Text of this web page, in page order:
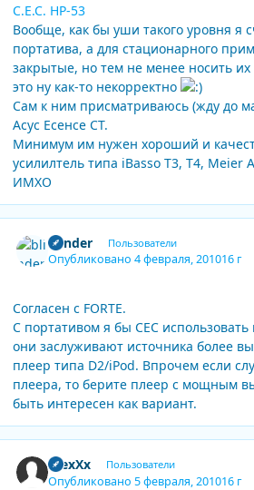
С.Е.С. НР-53
Вообще, как бы уши такого уровня я
портатива, а для стационарного
закрытые, но тем не менее носить
это ну как-то некорректно
Сам к ним присматриваюсь (жду до
Асус Есенсе СТ.
Минимум им нужен хороший и
усилилтель типа iBasso T3, T4, Meier
ИМХО
blinder Пользователи
Опубликовано4 февраля, 201016 г
Согласен с FORTE.
С портативом я бы CEC
они заслуживают источника более
плеер типа D2/iPod. Впрочем если
плеера, то берите плеер с мощным
быть интересен как вариант.
AlexXx Пользователи
Опубликовано5 февраля, 201016 г